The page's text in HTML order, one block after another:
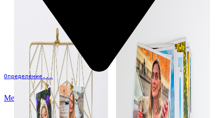
Определение...
Меню